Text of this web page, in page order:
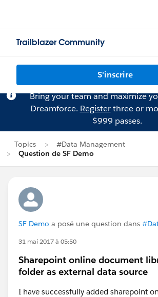
Trailblazer Community
S'inscrire
Bring your team and maximize
Dreamforce. Registerthree or
$999 passes.
Topics
#Data Management
Question de SF Demo
SF Demo a posé une question dans
31 mai 2017 à 05:50
Sharepoint online document
folder as external data source
I have successfully added sharepoint